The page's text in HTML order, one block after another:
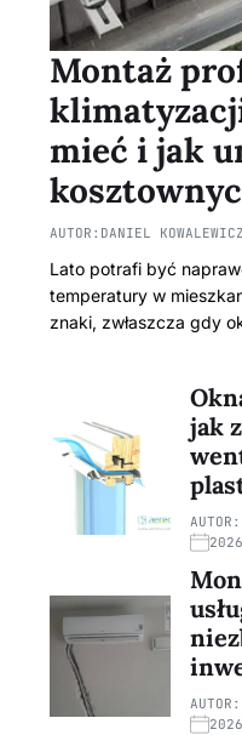
Montaż
mieć i jak
AUTOR: DANIEL KOWALEWICZ
Lato potrafi być
temperatury w
znaki, zwłaszcza gdy
jak
AUTOR:
AUTOR: